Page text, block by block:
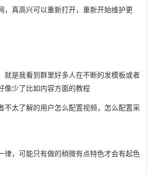
，真高兴可以重新打开，重新开始维护更
就是我看到群里好多人在不断的发模板或者
像少了比如内容方面的教程
不太了解的用户怎么配置视频，怎么配置采
律，可能只有做的稍微有点特色才会有起色